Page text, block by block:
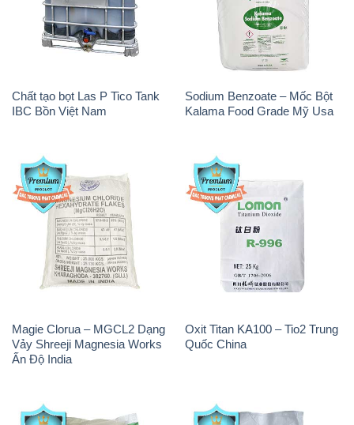
Chất tạo bọt Las P Tico Tank
IBC Bồn Việt Nam
Sodium Benzoate – Mốc Bột
Kalama Food Grade Mỹ Usa
Magie Clorua – MGCL2 Dạng
Vảy Shreeji Magnesia Works
Ấn Độ India
Oxit Titan KA100 – Tio2 Trung
Quốc China